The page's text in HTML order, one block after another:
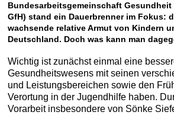
Bundesarbeitsgemeinschaft Gesundheit
GfH) stand ein Dauerbrenner im Fokus:
wachsende relative Armut von Kindern
Deutschland. Doch was kann man
Wichtig ist zunächst einmal eine
Gesundheitswesens mit seinen
und Leistungsbereichen sowie den
Verortung in der Jugendhilfe haben.
Vorarbeit insbesondere von Sönke